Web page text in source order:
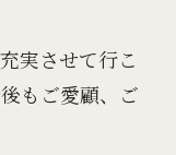
実させて行こ
もご愛顧、ご